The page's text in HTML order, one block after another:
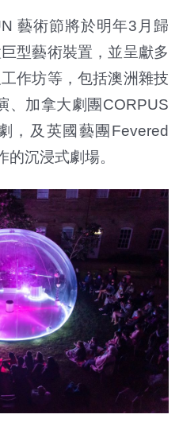
藝術節將於明年3月歸
型藝術裝置，並呈獻多
作坊等，包括澳洲雜技
、加拿大劇團CORPUS
，及英國藝團Fevered
沉浸式劇場。